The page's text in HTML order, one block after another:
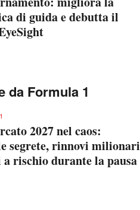
di guida e debutta il
da Formula 1
2027 nel caos:
segrete, rinnovi milionari
a rischio durante la pausa